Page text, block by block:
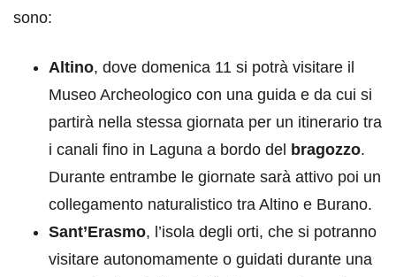
sono:
Altino, dove domenica 11 si potrà visitare il
Museo Archeologico con una guida e da cui si
partirà nella stessa giornata per un itinerario tra
i canali fino in Laguna a bordo del bragozzo.
Durante entrambe le giornate sarà attivo poi un
collegamento naturalistico tra Altino e Burano.
Sant’Erasmo, l’isola degli orti, che si potranno
visitare autonomamente o guidati durante una